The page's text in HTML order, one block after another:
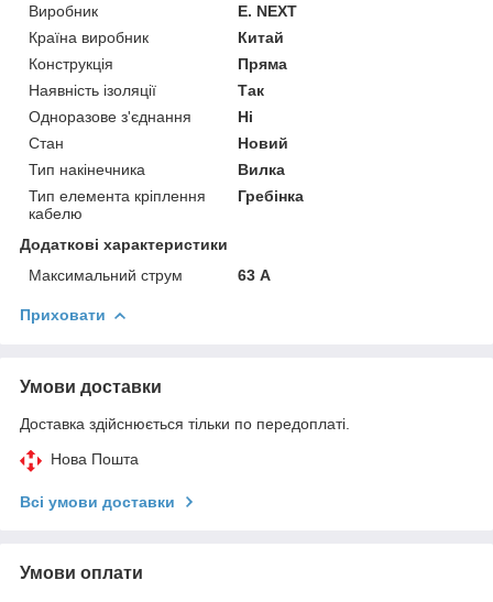
Виробник
E. NEXT
Країна виробник
Китай
Конструкція
Пряма
Наявність ізоляції
Так
Одноразове з'єднання
Ні
Стан
Новий
Тип накінечника
Вилка
Тип елемента кріплення
кабелю
Гребінка
Додаткові характеристики
Максимальний струм
63 А
Приховати
Умови доставки
Доставка здійснюється тільки по передоплаті.
Нова Пошта
Всі умови доставки
Умови оплати